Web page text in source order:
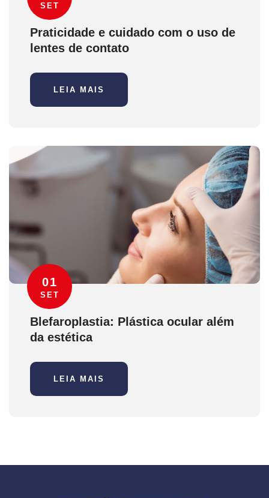
SET
Praticidade e cuidado com o uso de
lentes de contato
LEIA MAIS
01
SET
Blefaroplastia: Plástica ocular além
da estética
LEIA MAIS